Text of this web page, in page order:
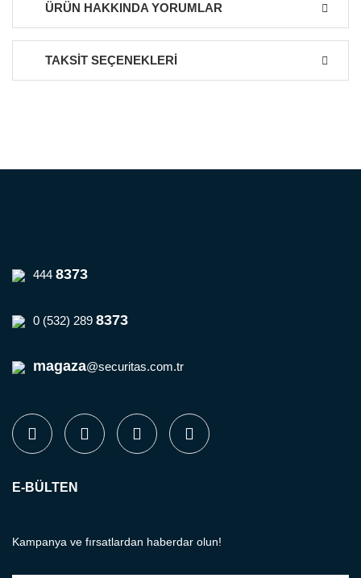
ÜRÜN HAKKINDA YORUMLAR
Bu ürüne ilk yorumu siz yapın!
TAKSİT SEÇENEKLERİ
444 8373
0 (532) 289 8373
magaza@securitas.com.tr
E-BÜLTEN
Kampanya ve fırsatlardan haberdar olun!